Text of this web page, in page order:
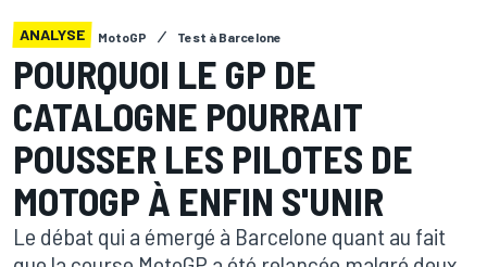
ANALYSE MotoGP Test à Barcelone
POURQUOI LE GP DE
CATALOGNE POURRAIT
POUSSER LES PILOTES DE
MOTOGP À ENFIN S'UNIR
Le débat qui a émergé à Barcelone quant au fait